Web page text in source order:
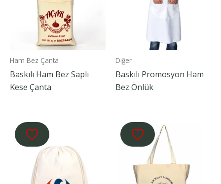
Ham Bez Çanta
Baskılı Ham Bez Saplı
Kese Çanta
Diğer
Baskılı Promosyon Ham
Bez Önlük